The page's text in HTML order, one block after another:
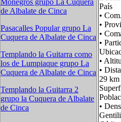
Monegros grupo La Cuquera
de Albalate de Cinca
Pasacalles Popular grupo La
Cuquera de Albalate de Cinca
Templando la Guitarra como
los de Lumpiaque grupo La
Cuquera de Albalate de Cinca
Templando la Guitarra 2
grupo la Cuquera de Albalate
de Cinca
País
•
•
•
•
•
•
29 km
•